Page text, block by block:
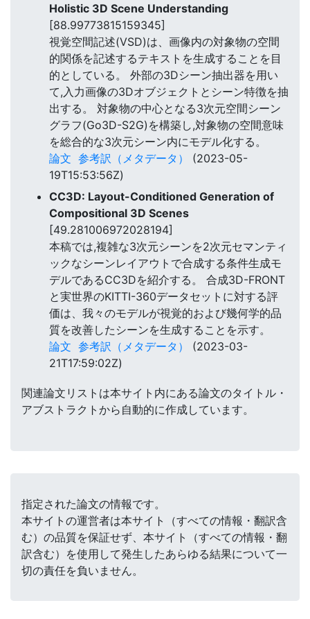
Holistic 3D Scene Understanding
[88.99773815159345]
視覚空間記述(VSD)は、画像内の対象物の空間
的関係を記述するテキストを生成することを目
的としている。 外部の3Dシーン抽出器を用い
て,入力画像の3Dオブジェクトとシーン特徴を抽
出する。 対象物の中心となる3次元空間シーン
グラフ(Go3D-S2G)を構築し,対象物の空間意味
を総合的な3次元シーン内にモデル化する。
論文 参考訳（メタデータ）
(2023-05-
19T15:53:56Z)
CC3D: Layout-Conditioned Generation of
Compositional 3D Scenes
[49.281006972028194]
本稿では,複雑な3次元シーンを2次元セマンティ
ックなシーンレイアウトで合成する条件生成モ
デルであるCC3Dを紹介する。 合成3D-FRONT
と実世界のKITTI-360データセットに対する評
価は、我々のモデルが視覚的および幾何学的品
質を改善したシーンを生成することを示す。
論文 参考訳（メタデータ）
(2023-03-
21T17:59:02Z)
関連論文リストは本サイト内にある論文のタイトル・
アブストラクトから自動的に作成しています。
指定された論文の情報です。
本サイトの運営者は本サイト（すべての情報・翻訳含
む）の品質を保証せず、本サイト（すべての情報・翻
訳含む）を使用して発生したあらゆる結果について一
切の責任を負いません。